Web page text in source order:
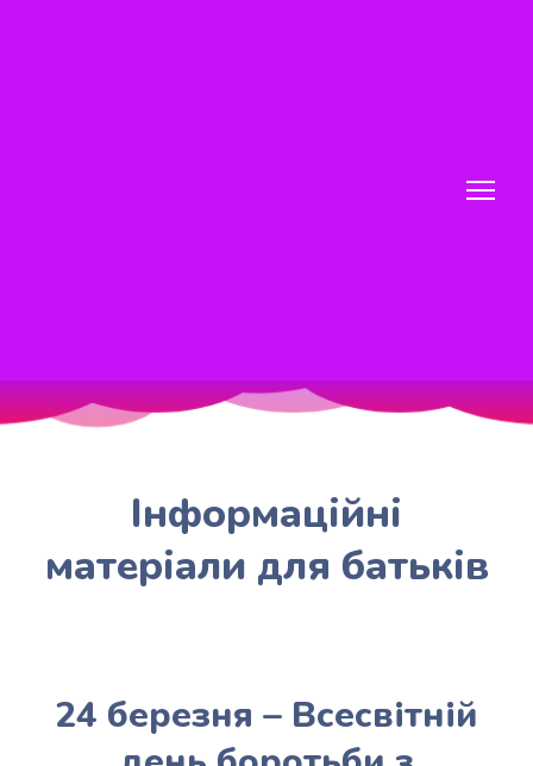
Інформаційні
матеріали для батьків
24 березня – Всесвітній